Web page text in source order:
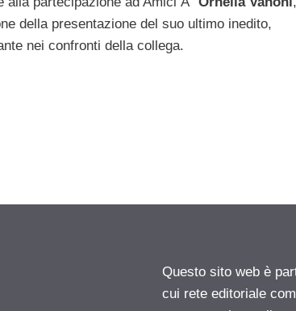
della presentazione del suo ultimo inedito,
nei confronti della collega.
Questo sito web è
cui rete editoriale